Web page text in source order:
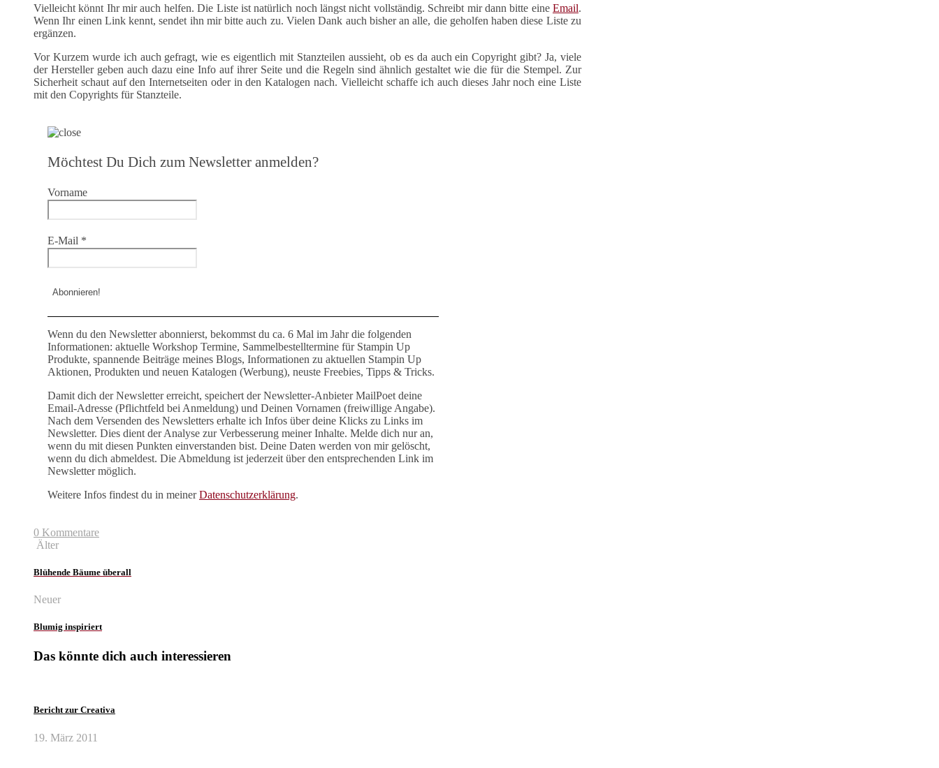
Vielleicht könnt Ihr mir auch helfen. Die Liste ist natürlich noch längst nicht vollständig. Schreibt mir dann bitte eine Email.
Wenn Ihr einen Link kennt, sendet ihn mir bitte auch zu. Vielen Dank auch bisher an alle, die geholfen haben diese Liste zu
ergänzen.
Vor Kurzem wurde ich auch gefragt, wie es eigentlich mit Stanzteilen aussieht, ob es da auch ein Copyright gibt? Ja, viele
der Hersteller geben auch dazu eine Info auf ihrer Seite und die Regeln sind ähnlich gestaltet wie die für die Stempel. Zur
Sicherheit schaut auf den Internetseiten oder in den Katalogen nach. Vielleicht schaffe ich auch dieses Jahr noch eine Liste
mit den Copyrights für Stanzteile.
Möchtest Du Dich zum Newsletter anmelden?
Vorname
E-Mail *
Wenn du den Newsletter abonnierst, bekommst du ca. 6 Mal im Jahr die folgenden
Informationen: aktuelle Workshop Termine, Sammelbestelltermine für Stampin Up
Produkte, spannende Beiträge meines Blogs, Informationen zu aktuellen Stampin Up
Aktionen, Produkten und neuen Katalogen (Werbung), neuste Freebies, Tipps & Tricks.
Damit dich der Newsletter erreicht, speichert der Newsletter-Anbieter MailPoet deine
Email-Adresse (Pflichtfeld bei Anmeldung) und Deinen Vornamen (freiwillige Angabe).
Nach dem Versenden des Newsletters erhalte ich Infos über deine Klicks zu Links im
Newsletter. Dies dient der Analyse zur Verbesserung meiner Inhalte. Melde dich nur an,
wenn du mit diesen Punkten einverstanden bist. Deine Daten werden von mir gelöscht,
wenn du dich abmeldest. Die Abmeldung ist jederzeit über den entsprechenden Link im
Newsletter möglich.
Weitere Infos findest du in meinerDatenschutzerklärung.
0 Kommentare
Älter
Blühende Bäume überall
Neuer
Blumig inspiriert
Das könnte dich auch interessieren
Bericht zur Creativa
19. März 2011